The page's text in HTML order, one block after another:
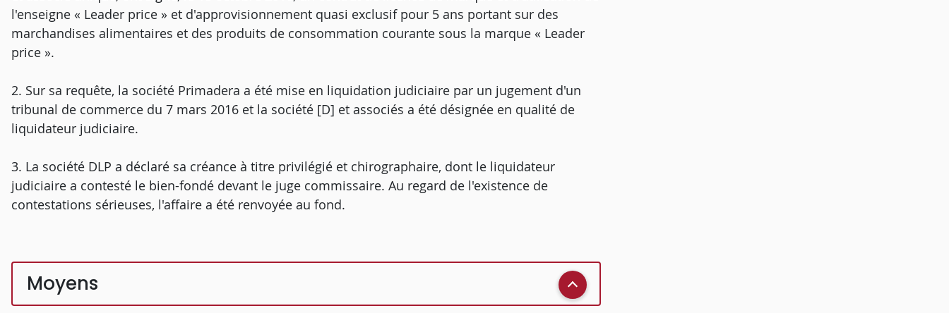
l'enseigne « Leader price » et d'approvisionnement quasi exclusif pour 5 ans portant sur des
marchandises alimentaires et des produits de consommation courante sous la marque « Leader
price ».
2. Sur sa requête, la société Primadera a été mise en liquidation judiciaire par un jugement d'un
tribunal de commerce du 7 mars 2016 et la société [D] et associés a été désignée en qualité de
liquidateur judiciaire.
3. La société DLP a déclaré sa créance à titre privilégié et chirographaire, dont le liquidateur
judiciaire a contesté le bien-fondé devant le juge commissaire. Au regard de l'existence de
contestations sérieuses, l'affaire a été renvoyée au fond.
Moyens